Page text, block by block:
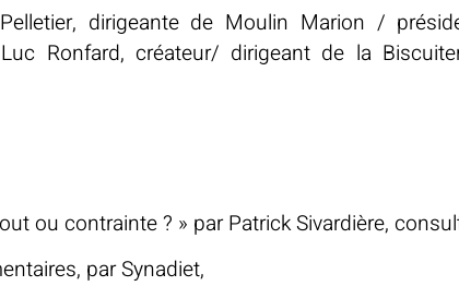
dirigeante de Moulin Marion /
Ronfard, créateur/ dirigeant de la
ou contrainte ? » par Patrick Sivardière,
par Synadiet,